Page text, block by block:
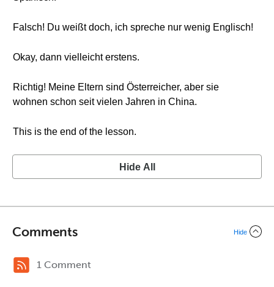
Falsch! Du weißt doch, ich spreche nur wenig Englisch!
Okay, dann vielleicht erstens.
Richtig! Meine Eltern sind Österreicher, aber sie
wohnen schon seit vielen Jahren in China.
This is the end of the lesson.
Hide All
Comments Hide
1 Comment